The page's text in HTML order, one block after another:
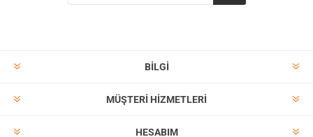
BILGI
MÜŞTERI HIZMETLERI
HESABIM